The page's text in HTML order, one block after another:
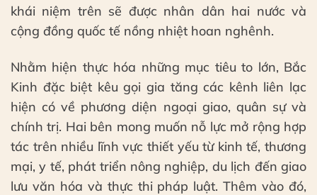
khái niệm trên sẽ được nhân dân hai nước và
cộng đồng quốc tế nồng nhiệt hoan nghênh.
Nhằm hiện thực hóa những mục tiêu to lớn, Bắc
Kinh đặc biệt kêu gọi gia tăng các kênh liên lạc
hiện có về phương diện ngoại giao, quân sự và
chính trị. Hai bên mong muốn nỗ lực mở rộng hợp
tác trên nhiều lĩnh vực thiết yếu từ kinh tế, thương
mại, y tế, phát triển nông nghiệp, du lịch đến giao
lưu văn hóa và thực thi pháp luật. Thêm vào đó,